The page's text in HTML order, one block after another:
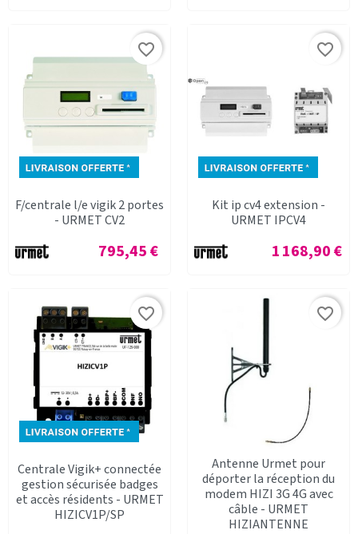
F/centrale l/e vigik 2 portes
- URMET CV2
Prix
795,45 €
favorite_border
Kit ip cv4 extension -
URMET IPCV4
Prix
1 168,90 €
favorite_border
Centrale Vigik+ connectée
gestion sécurisée badges
et accès résidents - URMET
HIZICV1P/SP
favorite_border
Antenne Urmet pour
déporter la réception du
modem HIZI 3G 4G avec
câble - URMET
HIZIANTENNE
favorite_border